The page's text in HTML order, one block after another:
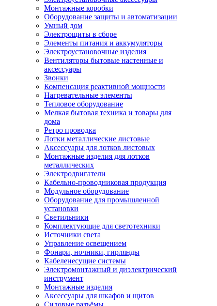
Монтажные коробки
Оборудование защиты и автоматизации
Умный дом
Электрощиты в сборе
Элементы питания и аккумуляторы
Электроустановочные изделия
Вентиляторы бытовые настенные и
аксессуары
Звонки
Компенсация реактивной мощности
Нагревательные элементы
Тепловое оборудование
Мелкая бытовая техника и товары для
дома
Ретро проводка
Лотки металлические листовые
Аксессуары для лотков листовых
Монтажные изделия для лотков
металлических
Электродвигатели
Кабельно-проводниковая продукция
Модульное оборудование
Оборудование для промышленной
установки
Светильники
Комплектующие для светотехники
Источники света
Управление освещением
Фонари, ночники, гирлянды
Кабеленесущие системы
Электромонтажный и диэлектрический
инструмент
Монтажные изделия
Аксессуары для шкафов и щитов
Силовые разъёмы